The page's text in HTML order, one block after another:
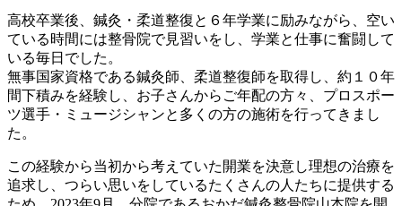
高校卒業後、鍼灸・柔道整復と６年学業に励みながら、空い
ている時間には整骨院で見習いをし、学業と仕事に奮闘して
いる毎日でした。
無事国家資格である鍼灸師、柔道整復師を取得し、約１０年
間下積みを経験し、お子さんからご年配の方々、プロスポー
ツ選手・ミュージシャンと多くの方の施術を行ってきまし
た。
この経験から当初から考えていた開業を決意し理想の治療を
追求し、つらい思いをしているたくさんの人たちに提供する